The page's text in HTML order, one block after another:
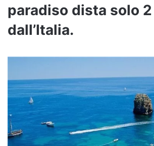
paradiso dista solo
dall’Italia.